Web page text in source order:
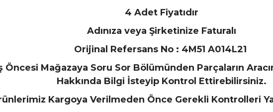
4 Adet Fiyatıdır
Adınıza veya Şirketinize Faturalı
Orijinal Refersans No : 4M51 A014L21
Mağazaya Soru Sor Bölümünden Parçaların
Hakkında Bilgi İsteyip Kontrol Ettirebilirsiniz.
Kargoya Verilmeden Önce Gerekli Kontrolleri